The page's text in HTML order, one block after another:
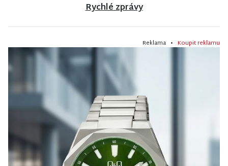
Rychlé zprávy
Reklama • Koupit reklamu